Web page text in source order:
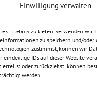
Einwilligung verwalten
Erlebnis zu bieten, verwenden wir
zu speichern und/oder
zustimmst, können wir
eindeutige IDs auf dieser Website
oder zurückziehst, können
werden.
7955104
15, 86199
www.peterrauscher.de